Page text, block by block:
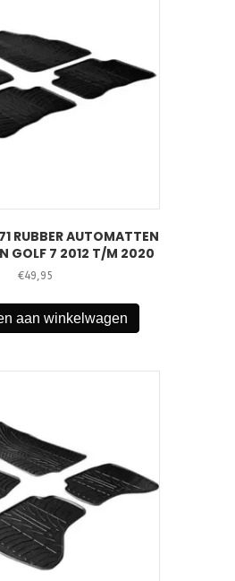
RUBBER AUTOMATTEN
GOLF 7 2012 T/M 2020
€49,95
aan winkelwagen